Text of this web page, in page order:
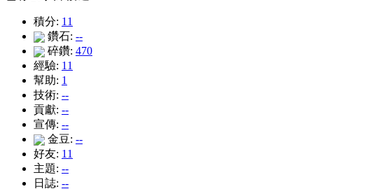
積分: 11
鑽石: --
碎鑽: 470
經驗: 11
幫助: 1
技術: --
貢獻: --
宣傳: --
金豆: --
好友: 11
主題: --
日誌: --